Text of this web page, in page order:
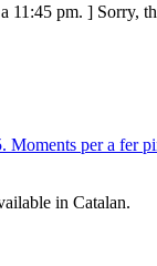
11:45 pm. ] Sorry,
Moments per a fer
in Catalan.